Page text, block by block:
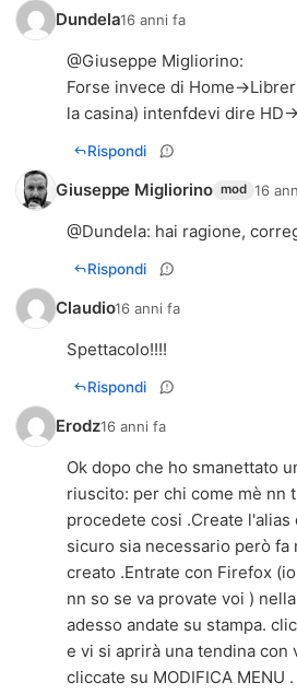
Dundela16 anni fa
@Giuseppe Migliorino:
Forse invece di Home-
la casina) intenfdevi dire HD-
Rispondi
Giuseppe Migliorino mod 16
@Dundela: hai ragione,
Rispondi
Claudio16 anni fa
Spettacolo!!!!
Rispondi
Erodz16 anni fa
Ok dopo che ho smanettato
riuscito: per chi come mè nn
procedete cosi .Create
sicuro sia necessario però fa
creato .Entrate con Firefox
nn so se va provate voi )
adesso andate su stampa.
e vi si aprirà una tendina con
cliccate su MODIFICA MENU